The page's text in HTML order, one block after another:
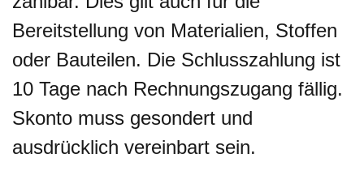
Bereitstellung von Materialien, Stoffen
oder Bauteilen. Die Schlusszahlung ist
10 Tage nach Rechnungszugang fällig.
Skonto muss gesondert und
ausdrücklich vereinbart sein.